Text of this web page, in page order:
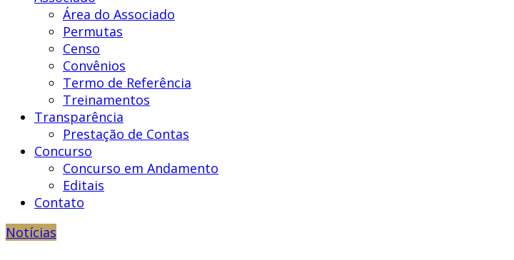
Área do Associado
Permutas
Censo
Convênios
Termo de Referência
Treinamentos
Transparência
Prestação de Contas
Concurso
Concurso em Andamento
Editais
Contato
Notícias